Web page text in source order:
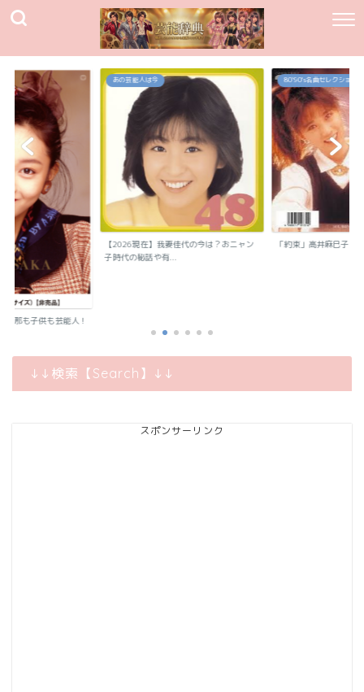
代の今は？おニャン
80`90's名曲セレクション
「約束」高井麻巳子
80`90's名曲セレクション
「純愛カウントダウン
↓↓検索【Search】↓↓
スポンサーリンク